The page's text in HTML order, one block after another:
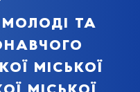
та
міської